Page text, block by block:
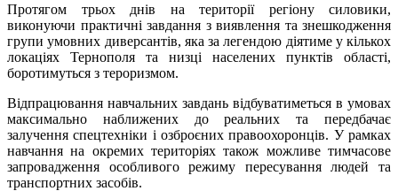
Протягом трьох днів на території регіону силовики,
виконуючи практичні завдання з виявлення та знешкодження
групи умовних диверсантів, яка за легендою діятиме у кількох
локаціях Тернополя та низці населених пунктів області,
боротимуться з тероризмом.
Відпрацювання навчальних завдань відбуватиметься в умовах
максимально наближених до реальних та передбачає
залучення спецтехніки і озброєних правоохоронців. У рамках
навчання на окремих територіях також можливе тимчасове
запровадження особливого режиму пересування людей та
транспортних засобів.